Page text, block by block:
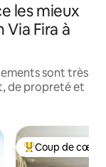
les mieux
Fira à
sont très
de propreté et
Coups de cœur
Coup de cœur